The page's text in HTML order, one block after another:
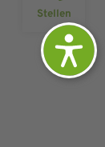
Stellen